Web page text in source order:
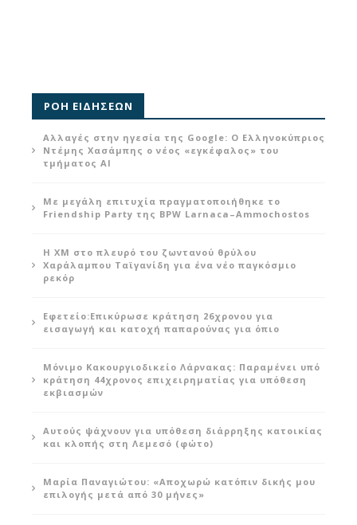
ΡΟΗ ΕΙΔΗΣΕΩΝ
Αλλαγές στην ηγεσία της Google: Ο Ελληνοκύπριος
Ντέμης Χασάμπης ο νέος «εγκέφαλος» του
τμήματος AI
Με μεγάλη επιτυχία πραγματοποιήθηκε το
Friendship Party της BPW Larnaca–Ammochostos
Η XM στο πλευρό του ζωντανού θρύλου
Χαράλαμπου Ταϊγανίδη για ένα νέο παγκόσμιο
ρεκόρ
Εφετείο:Eπικύρωσε κράτηση 26χρονου για
εισαγωγή και κατοχή παπαρούνας για όπιο
Μόνιμο Κακουργιοδικείο Λάρνακας: Παραμένει υπό
κράτηση 44χρονος επιχειρηματίας για υπόθεση
εκβιασμών
Αυτούς ψάχνουν για υπόθεση διάρρηξης κατοικίας
και κλοπής στη Λεμεσό (φώτο)
Μαρία Παναγιώτου: «Αποχωρώ κατόπιν δικής μου
επιλογής μετά από 30 μήνες»